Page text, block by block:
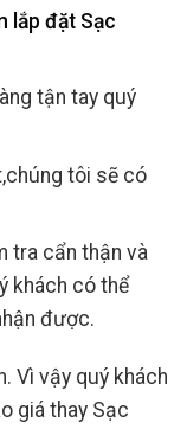
lắp đặt Sạc
tận tay quý
tôi sẽ có
tra cẩn thận và
khách có thể
được.
Vì vậy quý khách
giá thay Sạc